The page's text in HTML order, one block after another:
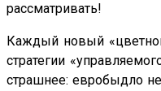
рассматривать!
Каждый новый
стратегии
страшнее: евробыдло